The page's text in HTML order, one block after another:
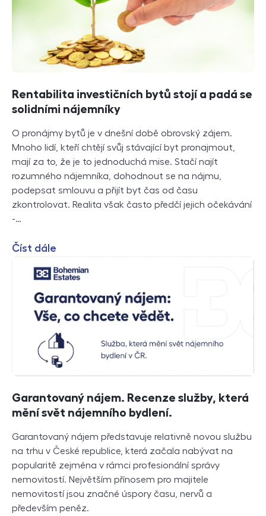
Rentabilita investičních bytů stojí a padá se
solidními nájemníky
O pronájmy bytů je v dnešní době obrovský zájem.
Mnoho lidí, kteří chtějí svůj stávající byt pronajmout,
mají za to, že je to jednoduchá mise. Stačí najít
rozumného nájemníka, dohodnout se na nájmu,
podepsat smlouvu a přijít byt čas od času
zkontrolovat. Realita však často předčí jejich očekávání
-…
Číst dále
Garantovaný nájem. Recenze služby, která
mění svět nájemního bydlení.
Garantovaný nájem představuje relativně novou službu
na trhu v České republice, která začala nabývat na
popularitě zejména v rámci profesionální správy
nemovitostí. Největším přínosem pro majitele
nemovitostí jsou značné úspory času, nervů a
především peněz.